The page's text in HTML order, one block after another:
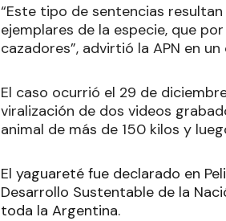
“Este tipo de sentencias
ejemplares de la especie, que
cazadores”, advirtió la APN en
El caso ocurrió el 29 de
viralización de dos videos
animal de más de 150 kilos y
El yaguareté fue declarado en
Desarrollo Sustentable de la
toda la Argentina.